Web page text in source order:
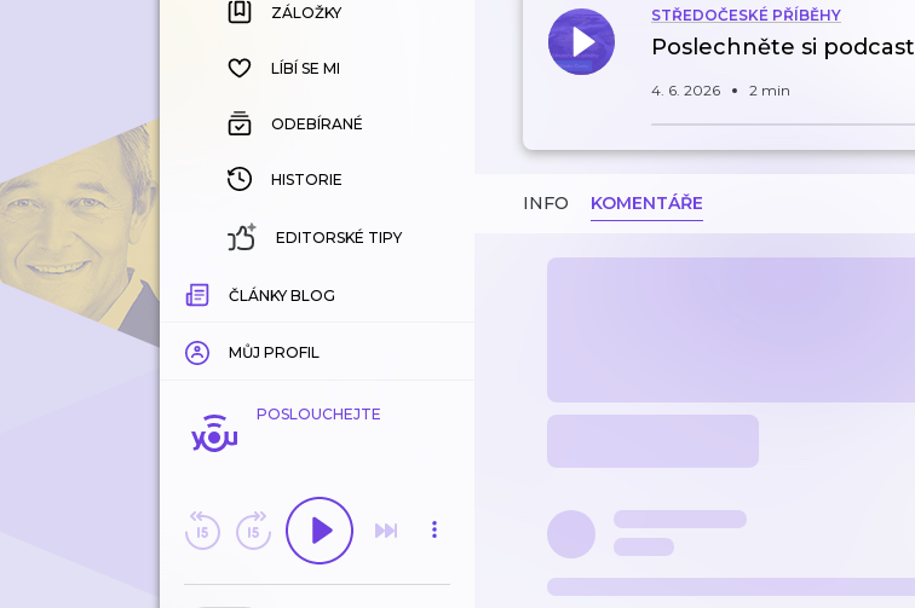
ZÁLOŽKY
HISTORIE
ZÁLOŽKY
LÍBÍ SE MI
ODEBÍRANÉ
HISTORIE
EDITORSKÉ TIPY
ČLÁNKY BLOG
MŮJ PROFIL
POSLOUCHEJTE
STŘEDOČESKÉ PŘÍBĚHY
Poslechněte si podcast
4. 6. 2026 2 min
INFO KOMENTÁŘE